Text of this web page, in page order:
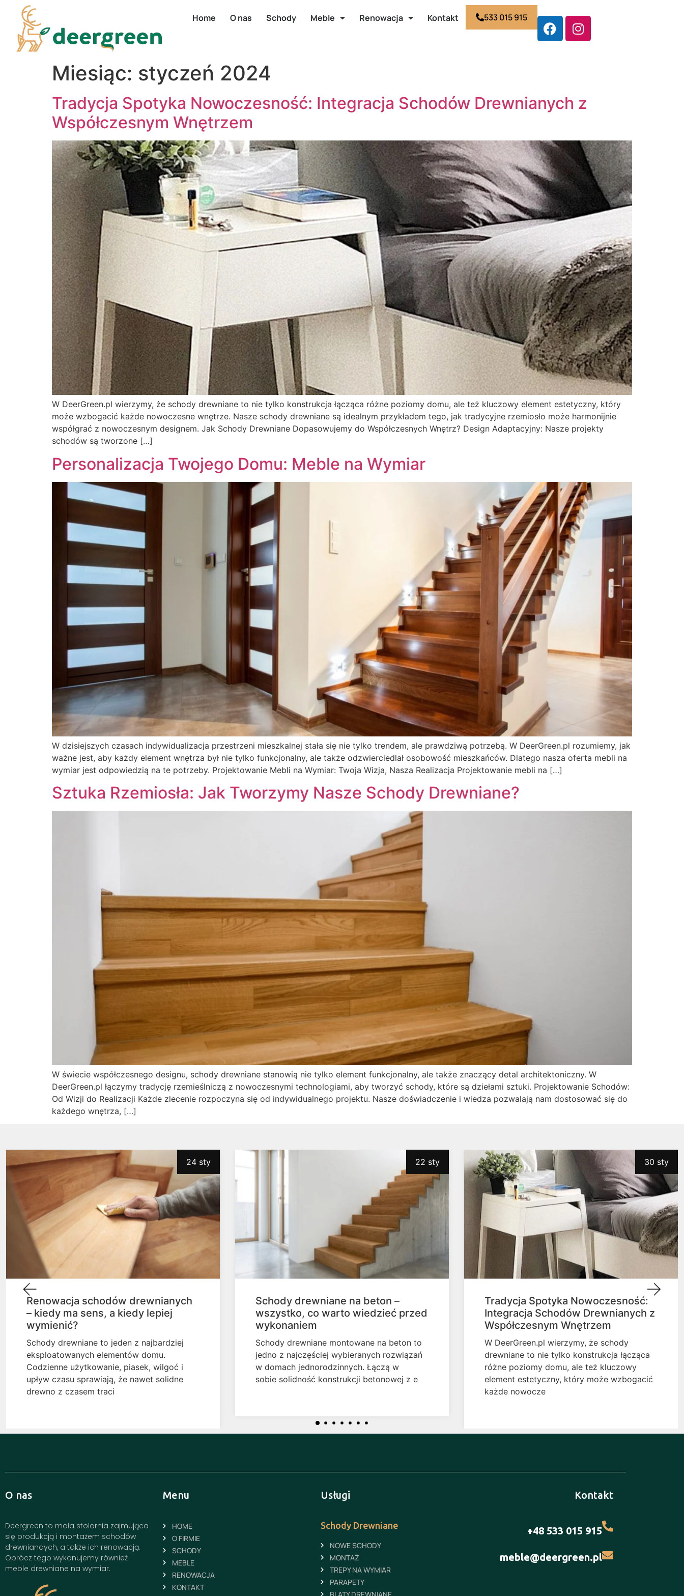
Home O nas Schody Meble Renowacja Kontakt 533 015 915
Miesiąc: styczeń 2024
Tradycja Spotyka Nowoczesność: Integracja Schodów Drewnianych z
Współczesnym Wnętrzem
W DeerGreen.pl wierzymy, że schody drewniane to nie tylko konstrukcja łącząca różne poziomy domu, ale też kluczowy element estetyczny, który
może wzbogacić każde nowoczesne wnętrze. Nasze schody drewniane są idealnym przykładem tego, jak tradycyjne rzemiosło może harmonijnie
współgrać z nowoczesnym designem. Jak Schody Drewniane Dopasowujemy do Współczesnych Wnętrz? Design Adaptacyjny: Nasze projekty
schodów są tworzone […]
Personalizacja Twojego Domu: Meble na Wymiar
W dzisiejszych czasach indywidualizacja przestrzeni mieszkalnej stała się nie tylko trendem, ale prawdziwą potrzebą. W DeerGreen.pl rozumiemy, jak
ważne jest, aby każdy element wnętrza był nie tylko funkcjonalny, ale także odzwierciedlał osobowość mieszkańców. Dlatego nasza oferta mebli na
wymiar jest odpowiedzią na te potrzeby. Projektowanie Mebli na Wymiar: Twoja Wizja, Nasza Realizacja Projektowanie mebli na […]
Sztuka Rzemiosła: Jak Tworzymy Nasze Schody Drewniane?
W świecie współczesnego designu, schody drewniane stanowią nie tylko element funkcjonalny, ale także znaczący detal architektoniczny. W
DeerGreen.pl łączymy tradycję rzemieślniczą z nowoczesnymi technologiami, aby tworzyć schody, które są dziełami sztuki. Projektowanie Schodów:
Od Wizji do Realizacji Każde zlecenie rozpoczyna się od indywidualnego projektu. Nasze doświadczenie i wiedza pozwalają nam dostosować się do
każdego wnętrza, […]
24 sty
Renowacja schodów drewnianych
– kiedy ma sens, a kiedy lepiej
wymienić?
Schody drewniane to jeden z najbardziej
eksploatowanych elementów domu.
Codzienne użytkowanie, piasek, wilgoć i
upływ czasu sprawiają, że nawet solidne
drewno z czasem traci
22 sty
Schody drewniane na beton –
wszystko, co warto wiedzieć przed
wykonaniem
Schody drewniane montowane na beton to
jedno z najczęściej wybieranych rozwiązań
w domach jednorodzinnych. Łączą w
sobie solidność konstrukcji betonowej z e
30 sty
Tradycja Spotyka Nowoczesność:
Integracja Schodów Drewnianych z
Współczesnym Wnętrzem
W DeerGreen.pl wierzymy, że schody
drewniane to nie tylko konstrukcja łącząca
różne poziomy domu, ale też kluczowy
element estetyczny, który może wzbogacić
każde nowocze
O nas
Deergreen to mała stolarnia zajmująca
się produkcją i montażem schodów
drewnianaych, a także ich renowacją.
Oprócz tego wykonujemy również
meble drewniane na wymiar.
Menu
HOME
O FIRMIE
SCHODY
MEBLE
RENOWACJA
KONTAKT
Usługi
Schody Drewniane
NOWE SCHODY
MONTAŻ
TREPY NA WYMIAR
PARAPETY
BLATY DREWNIANE
Kontakt
+48 533 015 915
meble@deergreen.pl